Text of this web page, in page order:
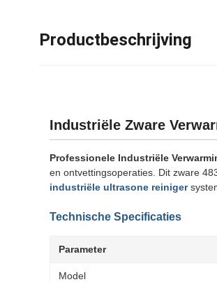
Productbeschrijving
Industriële Zware
Professionele Industriële
en ontvettingsoperaties. Dit zware
industriële ultrasone reiniger
Technische Specificaties
Parameter
Model